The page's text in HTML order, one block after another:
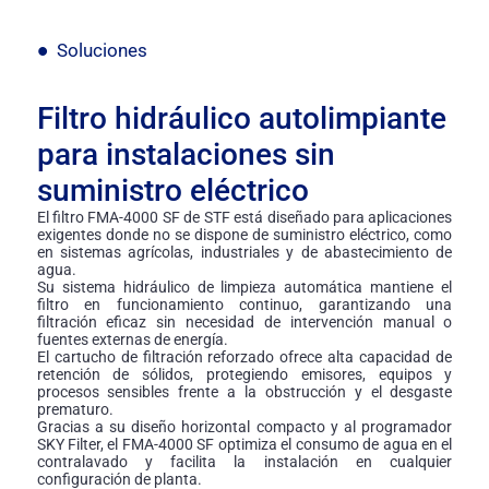
235-JR y componentes en AISI 304/316,
garantiza una alta resistencia a la corrosión y
Soluciones
Filtro hidráulico autolimpiante
para instalaciones sin
suministro eléctrico
El filtro FMA-4000 SF de STF está diseñado para aplicaciones
exigentes donde no se dispone de suministro eléctrico, como
en sistemas agrícolas, industriales y de abastecimiento de
agua.
Su sistema hidráulico de limpieza automática mantiene el
filtro en funcionamiento continuo, garantizando una
filtración eficaz sin necesidad de intervención manual o
fuentes externas de energía.
El cartucho de filtración reforzado ofrece alta capacidad de
retención de sólidos, protegiendo emisores, equipos y
procesos sensibles frente a la obstrucción y el desgaste
prematuro.
Gracias a su diseño horizontal compacto y al programador
SKY Filter, el FMA-4000 SF optimiza el consumo de agua en el
contralavado y facilita la instalación en cualquier
configuración de planta.